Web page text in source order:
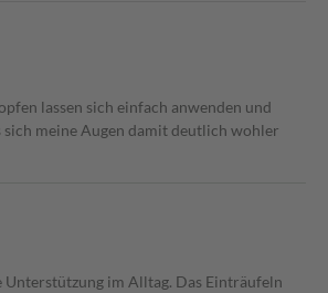
lassen sich einfach anwenden und
sich meine Augen damit deutlich wohler
im Alltag. Das Einträufeln